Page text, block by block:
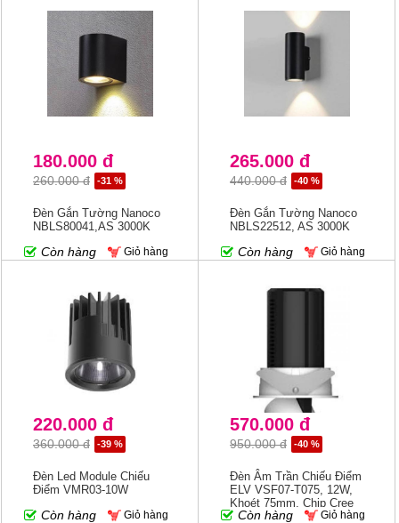
180.000 đ
260.000 đ -31 %
Đèn Gắn Tường Nanoco
NBLS80041,AS 3000K
Còn hàng Giỏ hàng
265.000 đ
440.000 đ -40 %
Đèn Gắn Tường Nanoco
NBLS22512, AS 3000K
Còn hàng Giỏ hàng
220.000 đ
360.000 đ -39 %
Đèn Led Module Chiếu
Điểm VMR03-10W
Còn hàng Giỏ hàng
570.000 đ
950.000 đ -40 %
Đèn Âm Trần Chiếu Điểm
ELV VSF07-T075, 12W,
Khoét 75mm, Chip Cree
Còn hàng Giỏ hàng